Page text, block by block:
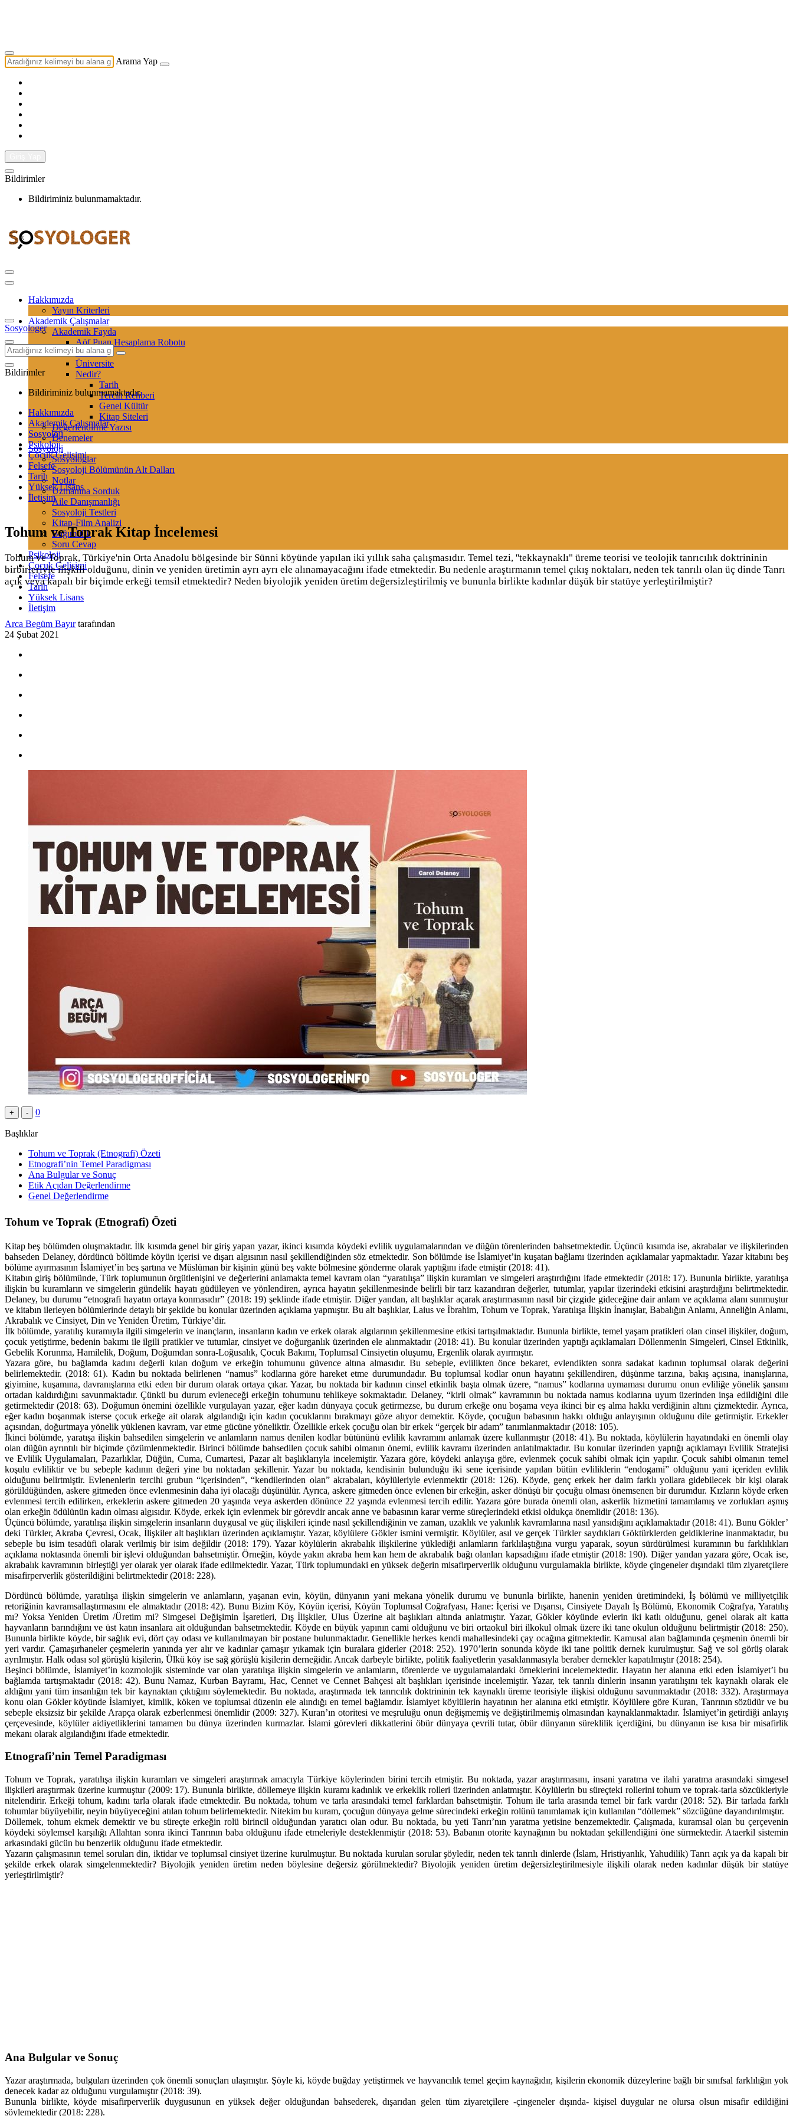
Arama Yap
Bildirimler
Bildiriminiz bulunmamaktadır.
Hakkımızda
Yayın Kriterleri
Akademik Çalışmalar
Akademik Fayda
Aöf Puan Hesaplama Robotu
Sertifika
Üniversite
Nedir?
Tarih
Tercih Rehberi
Genel Kültür
Kitap Siteleri
Değerlendirme Yazısı
Denemeler
Sosyoloji
Sosyologlar
Sosyoloji Bölümünün Alt Dalları
Notlar
Uzmanına Sorduk
Aile Danışmanlığı
Sosyoloji Testleri
Kitap-Film Analizi
Bağımlılık
Soru Cevap
Psikoloji
Çocuk Gelişimi
Felsefe
Tarih
Yüksek Lisans
İletişim
Sosyologer
Bildirimler
Bildiriminiz bulunmamaktadır.
Hakkımızda
Akademik Çalışmalar
Sosyoloji
Psikoloji
Çocuk Gelişimi
Felsefe
Tarih
Yüksek Lisans
İletişim
Tohum ve Toprak Kitap İncelemesi
Tohum ve Toprak, Türkiye'nin Orta Anadolu bölgesinde bir Sünni köyünde yapılan iki yıllık saha çalışmasıdır. Temel tezi, ''tekkaynaklı" üreme teorisi ve teolojik tanrıcılık doktrininin
birbirleriyle ilişkili olduğunu, dinin ve yeniden üretimin ayrı ayrı ele alınamayacağını ifade etmektedir. Bu nedenle araştırmanın temel çıkış noktaları, neden tek tanrılı olan üç dinde Tanrı
açık veya kapalı bir biçimde erkeği temsil etmektedir? Neden biyolojik yeniden üretim değersizleştirilmiş ve bununla birlikte kadınlar düşük bir statüye yerleştirilmiştir?
Arca Begüm Bayır tarafından
24 Şubat 2021
+ - 0
Başlıklar
Tohum ve Toprak (Etnografi) Özeti
Etnografi’nin Temel Paradigması
Ana Bulgular ve Sonuç
Etik Açıdan Değerlendirme
Genel Değerlendirme
Tohum ve Toprak (Etnografi) Özeti
Kitap beş bölümden oluşmaktadır. İlk kısımda genel bir giriş yapan yazar, ikinci kısımda köydeki evlilik uygulamalarından ve düğün törenlerinden bahsetmektedir. Üçüncü kısımda ise, akrabalar ve ilişkilerinden
bahseden Delaney, dördüncü bölümde köyün içerisi ve dışarı algısının nasıl şekillendiğinden söz etmektedir. Son bölümde ise İslamiyet’in kuşatan bağlamı üzerinden açıklamalar yapmaktadır. Yazar kitabını beş
bölüme ayırmasının İslamiyet’in beş şartına ve Müslüman bir kişinin günü beş vakte bölmesine gönderme olarak yaptığını ifade etmiştir (2018: 41).
Kitabın giriş bölümünde, Türk toplumunun örgütlenişini ve değerlerini anlamakta temel kavram olan “yaratılışa” ilişkin kuramları ve simgeleri araştırdığını ifade etmektedir (2018: 17). Bununla birlikte, yaratılışa
ilişkin bu kuramların ve simgelerin gündelik hayatı güdüleyen ve yönlendiren, ayrıca hayatın şekillenmesinde belirli bir tarz kazandıran değerler, tutumlar, yapılar üzerindeki etkisini araştırdığını belirtmektedir.
Delaney, bu durumu “etnografi hayatın ortaya konmasıdır” (2018: 19) şeklinde ifade etmiştir. Diğer yandan, alt başlıklar açarak araştırmasının nasıl bir çizgide gideceğine dair anlam ve açıklama alanı sunmuştur
ve kitabın ilerleyen bölümlerinde detaylı bir şekilde bu konular üzerinden açıklama yapmıştır. Bu alt başlıklar, Laius ve İbrahim, Tohum ve Toprak, Yaratılışa İlişkin İnanışlar, Babalığın Anlamı, Anneliğin Anlamı,
Akrabalık ve Cinsiyet, Din ve Yeniden Üretim, Türkiye’dir.
İlk bölümde, yaratılış kuramıyla ilgili simgelerin ve inançların, insanların kadın ve erkek olarak algılarının şekillenmesine etkisi tartışılmaktadır. Bununla birlikte, temel yaşam pratikleri olan cinsel ilişkiler, doğum,
çocuk yetiştirme, bedenin bakımı ile ilgili pratikler ve tutumlar, cinsiyet ve doğurganlık üzerinden ele alınmaktadır (2018: 41). Bu konular üzerinden yaptığı açıklamaları Döllenmenin Simgeleri, Cinsel Etkinlik,
Gebelik Korunma, Hamilelik, Doğum, Doğumdan sonra-Loğusalık, Çocuk Bakımı, Toplumsal Cinsiyetin oluşumu, Ergenlik olarak ayırmıştır.
Yazara göre, bu bağlamda kadını değerli kılan doğum ve erkeğin tohumunu güvence altına almasıdır. Bu sebeple, evlilikten önce bekaret, evlendikten sonra sadakat kadının toplumsal olarak değerini
belirlemektedir. (2018: 61). Kadın bu noktada belirlenen “namus” kodlarına göre hareket etme durumundadır. Bu toplumsal kodlar onun hayatını şekillendiren, düşünme tarzına, bakış açısına, inanışlarına,
giyimine, kuşamına, davranışlarına etki eden bir durum olarak ortaya çıkar. Yazar, bu noktada bir kadının cinsel etkinlik başta olmak üzere, “namus” kodlarına uymaması durumu onun evliliğe yönelik şansını
ortadan kaldırdığını savunmaktadır. Çünkü bu durum evleneceği erkeğin tohumunu tehlikeye sokmaktadır. Delaney, “kirli olmak” kavramının bu noktada namus kodlarına uyum üzerinden inşa edildiğini dile
getirmektedir (2018: 63). Doğumun önemini özellikle vurgulayan yazar, eğer kadın dünyaya çocuk getirmezse, bu durum erkeğe onu boşama veya ikinci bir eş alma hakkı verdiğinin altını çizmektedir. Ayrıca,
eğer kadın boşanmak isterse çocuk erkeğe ait olarak algılandığı için kadın çocuklarını bırakmayı göze alıyor demektir. Köyde, çocuğun babasının hakkı olduğu anlayışının olduğunu dile getirmiştir. Erkekler
açısından, doğurtmaya yönelik yüklenen kavram, var etme gücüne yöneliktir. Özellikle erkek çocuğu olan bir erkek “gerçek bir adam” tanımlanmaktadır (2018: 105).
İkinci bölümde, yaratışa ilişkin bahsedilen simgelerin ve anlamların namus denilen kodlar bütününü evlilik kavramını anlamak üzere kullanmıştır (2018: 41). Bu noktada, köylülerin hayatındaki en önemli olay
olan düğün ayrıntılı bir biçimde çözümlenmektedir. Birinci bölümde bahsedilen çocuk sahibi olmanın önemi, evlilik kavramı üzerinden anlatılmaktadır. Bu konular üzerinden yaptığı açıklamayı Evlilik Stratejisi
ve Evlilik Uygulamaları, Pazarlıklar, Düğün, Cuma, Cumartesi, Pazar alt başlıklarıyla incelemiştir. Yazara göre, köydeki anlayışa göre, evlenmek çocuk sahibi olmak için yapılır. Çocuk sahibi olmanın temel
koşulu evliliktir ve bu sebeple kadının değeri yine bu noktadan şekillenir. Yazar bu noktada, kendisinin bulunduğu iki sene içerisinde yapılan bütün evliliklerin “endogami” olduğunu yani içeriden evlilik
olduğunu belirtmiştir. Evlenenlerin tercihi grubun “içerisinden”, “kendilerinden olan” akrabaları, köylüleriyle evlenmektir (2018: 126). Köyde, genç erkek her daim farklı yollara gidebilecek bir kişi olarak
görüldüğünden, askere gitmeden önce evlenmesinin daha iyi olacağı düşünülür. Ayrıca, askere gitmeden önce evlenen bir erkeğin, asker dönüşü bir çocuğu olması önemsenen bir durumdur. Kızların köyde erken
evlenmesi tercih edilirken, erkeklerin askere gitmeden 20 yaşında veya askerden dönünce 22 yaşında evlenmesi tercih edilir. Yazara göre burada önemli olan, askerlik hizmetini tamamlamış ve zorlukları aşmış
olan erkeğin ödülünün kadın olması algısıdır. Köyde, erkek için evlenmek bir görevdir ancak anne ve babasının karar verme süreçlerindeki etkisi oldukça önemlidir (2018: 136).
Üçüncü bölümde, yaratılışa ilişkin simgelerin insanların duygusal ve güç ilişkileri içinde nasıl şekillendiğinin ve zaman, uzaklık ve yakınlık kavramlarına nasıl yansıdığını açıklamaktadır (2018: 41). Bunu Gökler’
deki Türkler, Akraba Çevresi, Ocak, İlişkiler alt başlıkları üzerinden açıklamıştır. Yazar, köylülere Gökler ismini vermiştir. Köylüler, asıl ve gerçek Türkler saydıkları Göktürklerden geldiklerine inanmaktadır, bu
sebeple bu isim tesadüfi olarak verilmiş bir isim değildir (2018: 179). Yazar köylülerin akrabalık ilişkilerine yüklediği anlamların farklılaştığına vurgu yaparak, soyun sürdürülmesi kuramının bu farklılıkları
açıklama noktasında önemli bir işlevi olduğundan bahsetmiştir. Örneğin, köyde yakın akraba hem kan hem de akrabalık bağı olanları kapsadığını ifade etmiştir (2018: 190). Diğer yandan yazara göre, Ocak ise,
akrabalık kavramının birleştiği yer olarak yer olarak ifade edilmektedir. Yazar, Türk toplumundaki en yüksek değerin misafirperverlik olduğunu vurgulamakla birlikte, köyde çingeneler dışındaki tüm ziyaretçilere
misafirperverlik gösterildiğini belirtmektedir (2018: 228).
Dördüncü bölümde, yaratılışa ilişkin simgelerin ve anlamların, yaşanan evin, köyün, dünyanın yani mekana yönelik durumu ve bununla birlikte, hanenin yeniden üretimindeki, İş bölümü ve milliyetçilik
retoriğinin kavramsallaştırmasını ele almaktadır (2018: 42). Bunu Bizim Köy, Köyün içerisi, Köyün Toplumsal Coğrafyası, Hane: İçerisi ve Dışarısı, Cinsiyete Dayalı İş Bölümü, Ekonomik Coğrafya, Yaratılış
mı? Yoksa Yeniden Üretim /Üretim mi? Simgesel Değişimin İşaretleri, Dış İlişkiler, Ulus Üzerine alt başlıkları altında anlatmıştır. Yazar, Gökler köyünde evlerin iki katlı olduğunu, genel olarak alt katta
hayvanların barındığını ve üst katın insanlara ait olduğundan bahsetmektedir. Köyde en büyük yapının cami olduğunu ve biri ortaokul biri ilkokul olmak üzere iki tane okulun olduğunu belirtmiştir (2018: 250).
Bununla birlikte köyde, bir sağlık evi, dört çay odası ve kullanılmayan bir postane bulunmaktadır. Genellikle herkes kendi mahallesindeki çay ocağına gitmektedir. Kamusal alan bağlamında çeşmenin önemli bir
yeri vardır. Çamaşırhaneler çeşmelerin yanında yer alır ve kadınlar çamaşır yıkamak için buralara giderler (2018: 252). 1970’lerin sonunda köyde iki tane politik dernek kurulmuştur. Sağ ve sol görüş olarak
ayrılmıştır. Halk odası sol görüşlü kişilerin, Ülkü köy ise sağ görüşlü kişilerin derneğidir. Ancak darbeyle birlikte, politik faaliyetlerin yasaklanmasıyla beraber dernekler kapatılmıştır (2018: 254).
Beşinci bölümde, İslamiyet’in kozmolojik sisteminde var olan yaratılışa ilişkin simgelerin ve anlamların, törenlerde ve uygulamalardaki örneklerini incelemektedir. Hayatın her alanına etki eden İslamiyet’i bu
bağlamda tartışmaktadır (2018: 42). Bunu Namaz, Kurban Bayramı, Hac, Cennet ve Cennet Bahçesi alt başlıkları içerisinde incelemiştir. Yazar, tek tanrılı dinlerin insanın yaratılışını tek kaynaklı olarak ele
aldığını yani tüm insanlığın tek bir kaynaktan çıktığını söylemektedir. Bu noktada, araştırmada tek tanrıcılık doktrininin tek kaynaklı üreme teorisiyle ilişkisi olduğunu savunmaktadır (2018: 332). Araştırmaya
konu olan Gökler köyünde İslamiyet, kimlik, köken ve toplumsal düzenin ele alındığı en temel bağlamdır. İslamiyet köylülerin hayatının her alanına etki etmiştir. Köylülere göre Kuran, Tanrının sözüdür ve bu
sebeple eksizsiz bir şekilde Arapça olarak ezberlenmesi önemlidir (2009: 327). Kuran’ın otoritesi ve meşruluğu onun değişmemiş ve değiştirilmemiş olmasından kaynaklanmaktadır. İslamiyet’in getirdiği anlayış
çerçevesinde, köylüler aidiyetliklerini tamamen bu dünya üzerinden kurmazlar. İslami görevleri dikkatlerini öbür dünyaya çevrili tutar, öbür dünyanın süreklilik içerdiğini, bu dünyanın ise kısa bir misafirlik
mekanı olarak algılandığını ifade etmektedir.
Etnografi’nin Temel Paradigması
Tohum ve Toprak, yaratılışa ilişkin kuramları ve simgeleri araştırmak amacıyla Türkiye köylerinden birini tercih etmiştir. Bu noktada, yazar araştırmasını, insani yaratma ve ilahi yaratma arasındaki simgesel
ilişkileri araştırmak üzerine kurmuştur (2009: 17). Bununla birlikte, döllemeye ilişkin kuramı kadınlık ve erkeklik rolleri üzerinden anlatmıştır. Köylülerin bu süreçteki rollerini tohum ve toprak-tarla sözcükleriyle
nitelendirir. Erkeği tohum, kadını tarla olarak ifade etmektedir. Bu noktada, tohum ve tarla arasındaki temel farklardan bahsetmiştir. Tohum ile tarla arasında temel bir fark vardır (2018: 52). Bir tarlada farklı
tohumlar büyüyebilir, neyin büyüyeceğini atılan tohum belirlemektedir. Nitekim bu kuram, çocuğun dünyaya gelme sürecindeki erkeğin rolünü tanımlamak için kullanılan “döllemek” sözcüğüne dayandırılmıştır.
Döllemek, tohum ekmek demektir ve bu süreçte erkeğin rolü birincil olduğundan yaratıcı olan odur. Bu noktada, bu yeti Tanrı’nın yaratma yetisine benzemektedir. Çalışmada, kuramsal olan bu çerçevenin
köydeki söylemsel karşılığı Allahtan sonra ikinci Tanrının baba olduğunu ifade etmeleriyle desteklenmiştir (2018: 53). Babanın otorite kaynağının bu noktadan şekillendiğini öne sürmektedir. Ataerkil sistemin
arkasındaki gücün bu benzerlik olduğunu ifade etmektedir.
Yazarın çalışmasının temel soruları din, iktidar ve toplumsal cinsiyet üzerine kurulmuştur. Bu noktada kurulan sorular şöyledir, neden tek tanrılı dinlerde (İslam, Hristiyanlık, Yahudilik) Tanrı açık ya da kapalı bir
şekilde erkek olarak simgelenmektedir? Biyolojik yeniden üretim neden böylesine değersiz görülmektedir? Biyolojik yeniden üretim değersizleştirilmesiyle ilişkili olarak neden kadınlar düşük bir statüye
yerleştirilmiştir?
Ana Bulgular ve Sonuç
Yazar araştırmada, bulguları üzerinden çok önemli sonuçları ulaşmıştır. Şöyle ki, köyde buğday yetiştirmek ve hayvancılık temel geçim kaynağıdır, kişilerin ekonomik düzeylerine bağlı bir sınıfsal farklılığın yok
denecek kadar az olduğunu vurgulamıştır (2018: 39).
Bununla birlikte, köyde misafirperverlik duygusunun en yüksek değer olduğundan bahsederek, dışarıdan gelen tüm ziyaretçilere -çingeneler dışında- kişisel duygular ne olursa olsun misafir edildiğini
söylemektedir (2018: 228).